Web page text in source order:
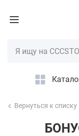
Вернуться к списку